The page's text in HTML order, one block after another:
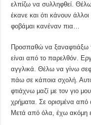
ελπίζω να συλληφθεί.
έκανε και ότι κάνουν
φοβάμαι κανέναν πια…
Προσπαθώ να ξαναφτιάξω
είναι από το παρελθόν.
αγγλικά. Θέλω να γίνω
πάω σε κάποια σχολή. Αυτό
φτιάχνω μαζί με τον γιο
χρήματα. Σε ορισμένα
Μετά από όλα, έχω ακόμη